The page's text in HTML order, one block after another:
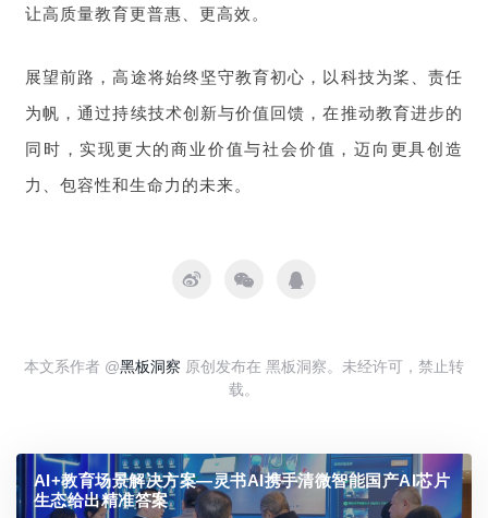
让高质量教育更普惠、更高效。
展望前路，高途将始终坚守教育初心，以科技为桨、责任
为帆，通过持续技术创新与价值回馈，在推动教育进步的
同时，实现更大的商业价值与社会价值，迈向更具创造
力、包容性和生命力的未来。
本文系作者 @黑板洞察 原创发布在 黑板洞察。未经许可，禁止转
载。
AI+教育场景解决方案—灵书AI携手清微智能国产AI芯片
生态给出精准答案